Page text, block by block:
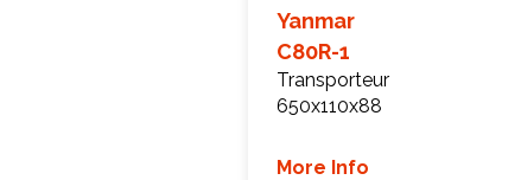
Yanmar
C80R-1
Transporteur
650x110x88
More Info